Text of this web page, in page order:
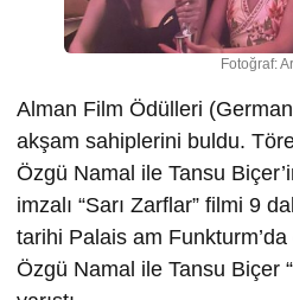
Fotoğraf:
Alman Film Ödülleri
akşam sahiplerini buldu.
Özgü Namal ile Tansu
imzalı “Sarı Zarflar” filmi 9
tarihi Palais am
Özgü Namal ile Tansu Biçer